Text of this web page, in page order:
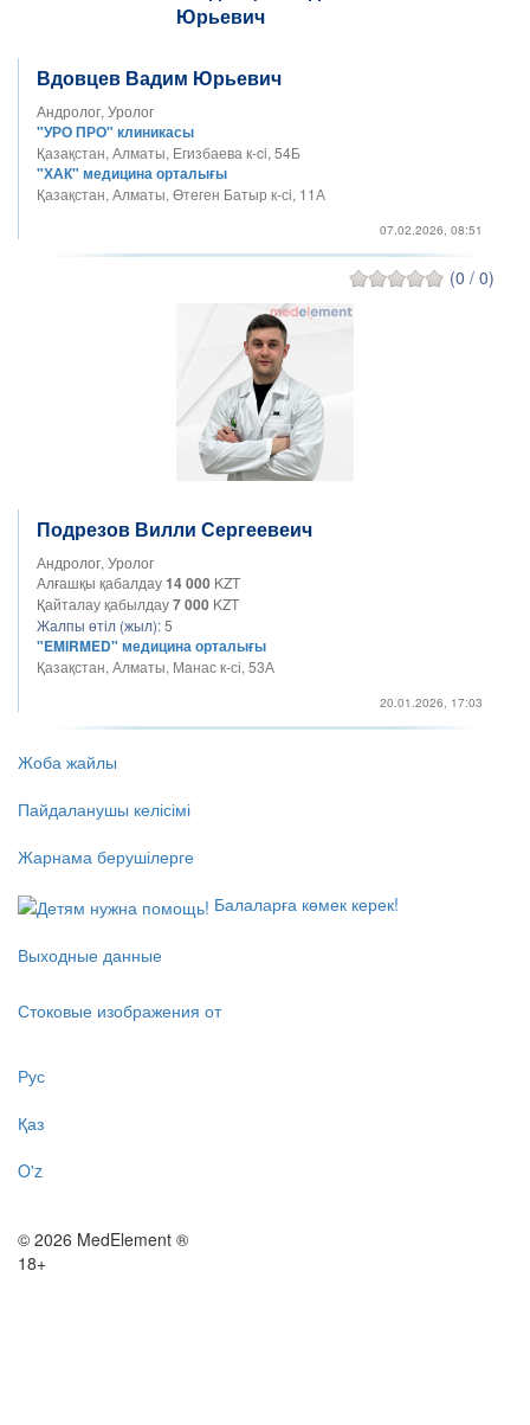
Вдовцев Вадим Юрьевич
Андролог, Уролог
"УРО ПРО" клиникасы
Қазақстан, Алматы, Егизбаева к-ci, 54Б
"ХАК" медицина орталығы
Қазақстан, Алматы, Өтеген Батыр к-сі, 11А
07.02.2026, 08:51
(0 / 0)
Подрезов Вилли Сергеевеич
Андролог, Уролог
Алғашқы қабалдау14 000 KZT
Қайталау қабылдау7 000 KZT
Жалпы өтіл (жыл):5
"EMIRMED" медицина орталығы
Қазақстан, Алматы, Манас к-сі, 53А
20.01.2026, 17:03
Жоба жайлы
Пайдаланушы келісімі
Жарнама берушілерге
Балаларға көмек керек!
Выходные данные
Стоковые изображения от
Рус
Қаз
O'z
© 2026 MedElement ®
18+